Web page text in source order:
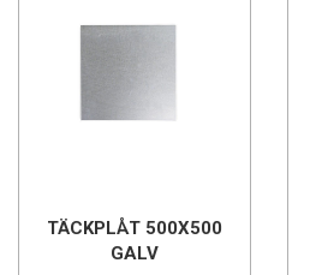
TÄCKPLÅT 500X500
GALV